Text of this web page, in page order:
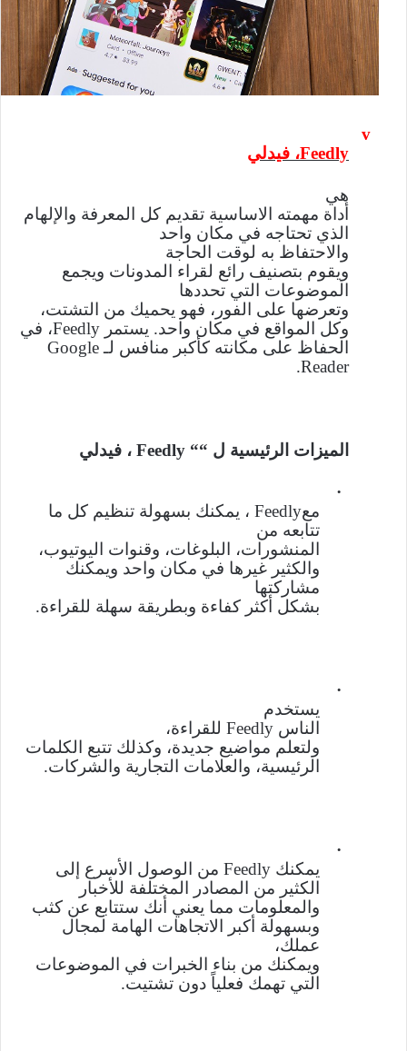
v
Feedly، فيدلي
هي
أداة مهمته الاساسية تقديم كل المعرفة والإلهام
الذي تحتاجه في مكان واحد
والاحتفاظ به لوقت الحاجة
ويقوم بتصنيف رائع لقراء المدونات ويجمع
الموضوعات التي تحددها
وتعرضها على الفور، فهو يحميك من التشتت،
وكل المواقع في مكان واحد. يستمر Feedly، في
الحفاظ على مكانته كأكبر منافس لـGoogle
Reader
.
الميزات الرئيسية ل ““
Feedly ، فيدلي
·
معFeedly ، يمكنك بسهولة تنظيم كل ما
تتابعه من
المنشورات، البلوغات، وقنوات اليوتيوب،
والكثير غيرها في مكان واحد ويمكنك
مشاركتها
بشكل أكثر كفاءة وبطريقة سهلة للقراءة.
·
يستخدم
الناس Feedly للقراءة،
ولتعلم مواضيع جديدة، وكذلك تتبع الكلمات
الرئيسية، والعلامات التجارية والشركات.
·
يمكنك Feedlyمن الوصول الأسرع إلى
الكثير من المصادر المختلفة للأخبار
والمعلومات مما يعني أنك ستتابع عن كثب
وبسهولة أكبر الاتجاهات الهامة لمجال
عملك،
ويمكنك من بناء الخبرات في الموضوعات
التي تهمك فعلياً دون تشتيت.